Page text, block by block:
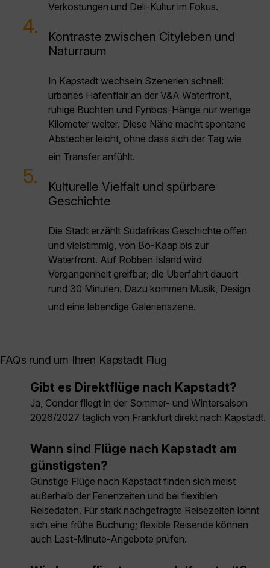
Verkostungen und Deli-Kultur im Fokus.
4.
Kontraste zwischen Cityleben und
Naturraum
In Kapstadt wechseln Szenerien schnell:
urbanes Hafenflair an der V&A Waterfront,
ruhige Buchten und Fynbos-Hänge nur wenige
Kilometer weiter. Diese Nähe macht spontane
Abstecher leicht, ohne dass sich der Tag wie
ein Transfer anfühlt.
5.
Kulturelle Vielfalt und spürbare
Geschichte
Die Stadt erzählt Südafrikas Geschichte offen
und vielstimmig, von Bo-Kaap bis zur
Waterfront. Auf Robben Island wird
Vergangenheit greifbar; die Überfahrt dauert
rund 30 Minuten. Dazu kommen Musik, Design
und eine lebendige Galerienszene.
FAQs rund um Ihren Kapstadt Flug
Gibt es Direktflüge nach Kapstadt?
Ja, Condor fliegt in der Sommer- und Wintersaison
2026/2027 täglich von Frankfurt direkt nach Kapstadt.
Wann sind Flüge nach Kapstadt am
günstigsten?
Günstige Flüge nach Kapstadt finden sich meist
außerhalb der Ferienzeiten und bei flexiblen
Reisedaten. Für stark nachgefragte Reisezeiten lohnt
sich eine frühe Buchung; flexible Reisende können
auch Last-Minute-Angebote prüfen.